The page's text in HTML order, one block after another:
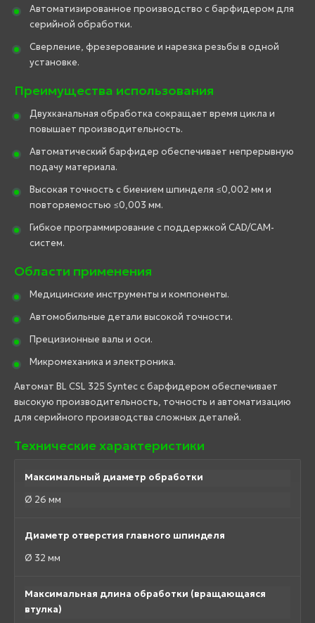
Автоматизированное производство с барфидером для
серийной обработки.
Сверление, фрезерование и нарезка резьбы в одной
установке.
Преимущества использования
Двухканальная обработка сокращает время цикла и
повышает производительность.
Автоматический барфидер обеспечивает непрерывную
подачу материала.
Высокая точность с биением шпинделя ≤0,002 мм и
повторяемостью ≤0,003 мм.
Гибкое программирование с поддержкой CAD/CAM-
систем.
Области применения
Медицинские инструменты и компоненты.
Автомобильные детали высокой точности.
Прецизионные валы и оси.
Микромеханика и электроника.
Автомат BL CSL 325 Syntec с барфидером обеспечивает
высокую производительность, точность и автоматизацию
для серийного производства сложных деталей.
Технические характеристики
Максимальный диаметр обработки
Ø 26 мм
Диаметр отверстия главного шпинделя
Ø 32 мм
Максимальная длина обработки (вращающаяся
втулка)